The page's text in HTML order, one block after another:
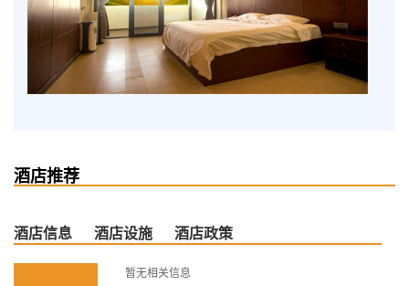
酒店推荐
酒店信息 酒店设施 酒店政策
暂无相关信息